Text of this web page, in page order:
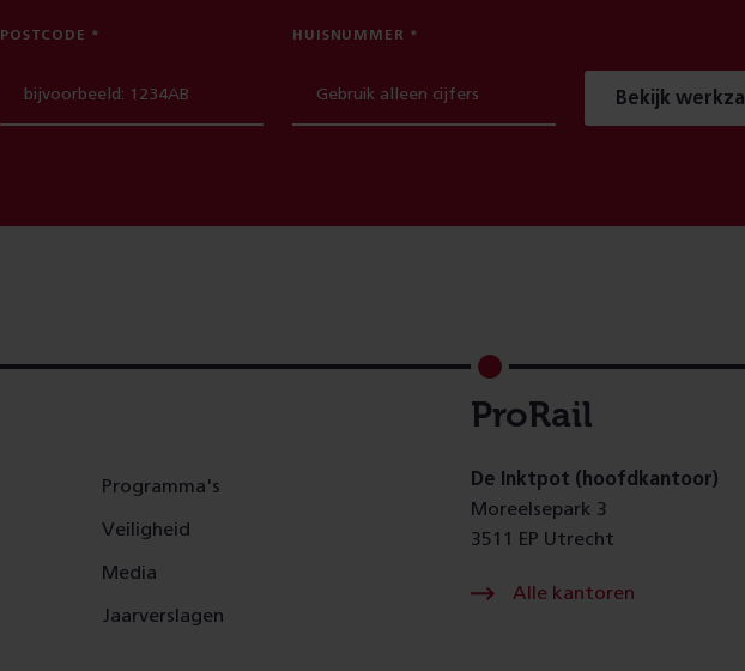
POSTCODE HUISNUMMER
Bekijk
Programma's
Veiligheid
Media
Jaarverslagen
ProRail
De Inktpot (hoofdkantoor)
Moreelsepark 3
3511 EP Utrecht
Alle kantoren